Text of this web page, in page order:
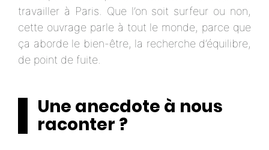
travailler à Paris. Que l’on soit surfeur ou non,
cette ouvrage parle à tout le monde, parce que
ça aborde le bien-être, la recherche d’équilibre,
de point de fuite.
Une anecdote à nous
raconter ?